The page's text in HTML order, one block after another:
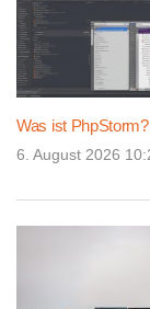
Was ist
6. August 2026